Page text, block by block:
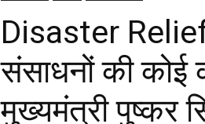
Disaster Relief
संसाधनों की कोई
मुख्यमंत्री पुष्कर